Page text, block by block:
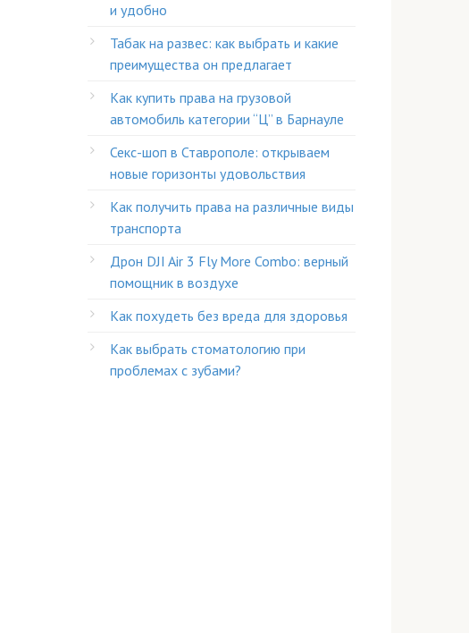
и удобно
Табак на развес: как выбрать и какие
преимущества он предлагает
Как купить права на грузовой
автомобиль категории “Ц” в Барнауле
Секс-шоп в Ставрополе: открываем
новые горизонты удовольствия
Как получить права на различные виды
транспорта
Дрон DJI Air 3 Fly More Combo: верный
помощник в воздухе
Как похудеть без вреда для здоровья
Как выбрать стоматологию при
проблемах с зубами?